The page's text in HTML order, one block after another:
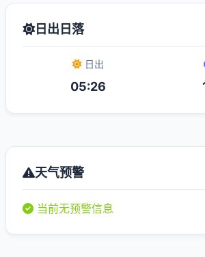
日出日落
日出
05:26
天气预警
当前无预警信息